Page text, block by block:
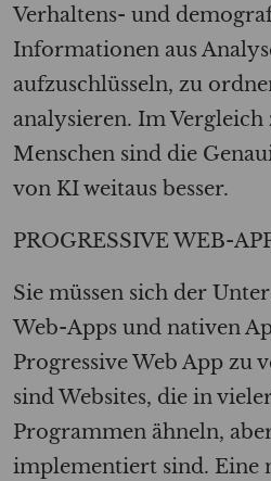
Verhaltens- und
Informationen aus
aufzuschlüsseln, zu
analysieren. Im
Menschen sind die
von KI weitaus besser.
PROGRESSIVE WEB-
Sie müssen sich der
Web-Apps und nativen
Progressive Web App zu
sind Websites, die in
Programmen ähneln,
implementiert sind. Eine